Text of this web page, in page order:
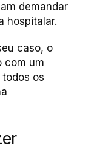
demandar
hospitalar.
caso, o
com um
os